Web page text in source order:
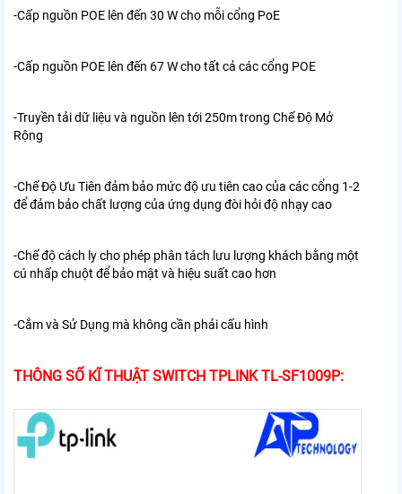
-Cấp nguồn POE lên đến 30 W cho mỗi cổng PoE
-Cấp nguồn POE lên đến 67 W cho tất cả các cổng POE
-Truyền tải dữ liệu và nguồn lên tới 250m trong Chế Độ Mở
Rộng
-Chế Độ Ưu Tiên đảm bảo mức độ ưu tiên cao của các cổng 1-2
để đảm bảo chất lượng của ứng dụng đòi hỏi độ nhạy cao
-Chế độ cách ly cho phép phân tách lưu lượng khách bằng một
cú nhấp chuột để bảo mật và hiệu suất cao hơn
-Cắm và Sử Dụng mà không cần phải cấu hình
THÔNG SỐ KĨ THUẬT SWITCH TPLINK TL-SF1009P: